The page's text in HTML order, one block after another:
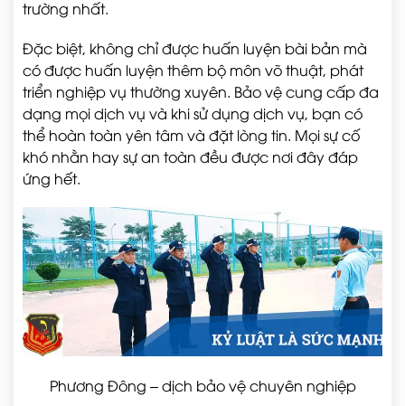
trường nhất.
Đặc biệt, không chỉ được huấn luyện bài bản mà
có được huấn luyện thêm bộ môn võ thuật, phát
triển nghiệp vụ thường xuyên. Bảo vệ cung cấp đa
dạng mọi dịch vụ và khi sử dụng dịch vụ, bạn có
thể hoàn toàn yên tâm và đặt lòng tin. Mọi sự cố
khó nhằn hay sự an toàn đều được nơi đây đáp
ứng hết.
Phương Đông – dịch bảo vệ chuyên nghiệp